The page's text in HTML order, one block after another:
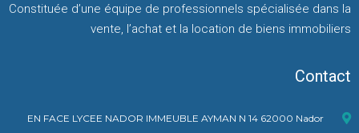
Constituée d’une équipe de professionnels spécialisée dans la
vente, l’achat et la location de biens immobiliers
Contact
EN FACE LYCEE NADOR IMMEUBLE AYMAN N 14 62000 Nador